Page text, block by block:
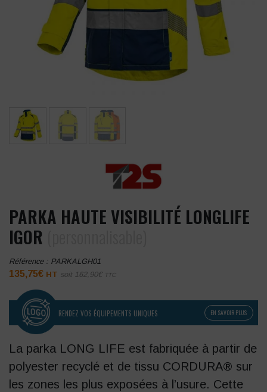
PARKA HAUTE VISIBILITÉ LONGLIFE
IGOR
Référence : PARKALGH01
135,75€ HT soit 162,90€ TTC
RENDEZ VOS ÉQUIPEMENTS UNIQUES EN SAVOIR PLUS
La parka LONG LIFE est fabriquée à partir de
polyester recyclé et de tissu CORDURA® sur
les zones les plus exposées à l’usure. Cette